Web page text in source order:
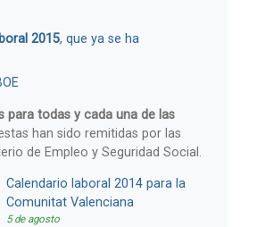
2015, que ya se ha
para todas y cada una de las
han sido remitidas por las
de Empleo y Seguridad Social.
Calendario laboral 2014 para la
Comunitat Valenciana
5 de agosto